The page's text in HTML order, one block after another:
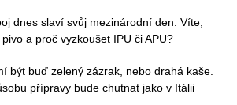
dnes slaví svůj mezinárodní den. Víte,
a proč vyzkoušet IPU či APU?
být buď zelený zázrak, nebo drahá kaše.
přípravy bude chutnat jako v Itálii